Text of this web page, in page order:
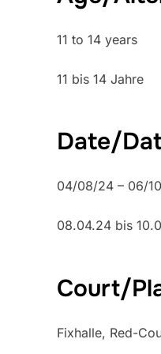
11 to 14 years
11 bis 14 Jahre
Date/
04/08/24 – 06/
08.04.24 bis
Court/
Fixhalle, Red-